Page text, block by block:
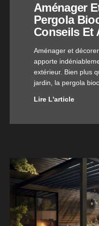
Aménager
Pergola
Conseils Et
Aménager et
apporte
extérieur. Bien plus
jardin, la pergola
Lire L'article